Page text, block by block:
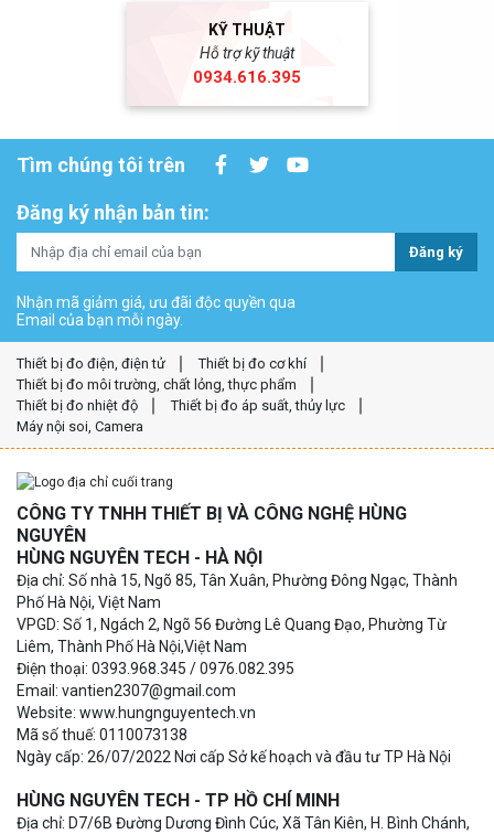
KỸ THUẬT
Hỗ trợ kỹ thuật
0934.616.395
Tìm chúng tôi trên
Đăng ký nhận bản tin:
Đăng ký
Nhận mã giảm giá, ưu đãi độc quyền qua
Email của bạn mỗi ngày.
Thiết bị đo điện, điện tử
Thiết bị đo cơ khí
Thiết bị đo môi trường, chất lỏng, thực phẩm
Thiết bị đo nhiệt độ
Thiết bị đo áp suất, thủy lực
Máy nội soi, Camera
CÔNG TY TNHH THIẾT BỊ VÀ CÔNG NGHỆ HÙNG
NGUYÊN
HÙNG NGUYÊN TECH - HÀ NỘI
Địa chỉ: Số nhà 15, Ngõ 85, Tân Xuân, Phường Đông Ngạc, Thành
Phố Hà Nội, Việt Nam
VPGD: Số 1, Ngách 2, Ngõ 56 Đường Lê Quang Đạo, Phường Từ
Liêm, Thành Phố Hà Nội,Việt Nam
Điện thoại: 0393.968.345 / 0976.082.395
Email: vantien2307@gmail.com
Website: www.hungnguyentech.vn
Mã số thuế: 0110073138
Ngày cấp: 26/07/2022 Nơi cấp Sở kế hoạch và đầu tư TP Hà Nội
HÙNG NGUYÊN TECH - TP HỒ CHÍ MINH
Địa chỉ: D7/6B Đường Dương Đình Cúc, Xã Tân Kiên, H. Bình Chánh,